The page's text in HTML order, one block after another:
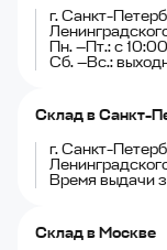
г. Санкт-
Пн. —Пт.: с
Сб. —Вс.:
Склад в Санкт-
г. Санкт-
Время выдачи
Склад в Москве